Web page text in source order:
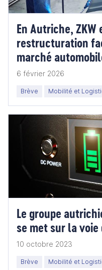
En Autriche,
restructuration
marché
6 février 2026
Brève Mobilité et
Le groupe
se met sur la
10 octobre 2023
Brève Mobilité et